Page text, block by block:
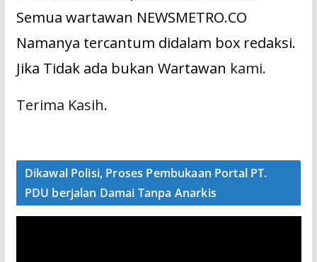
Semua wartawan NEWSMETRO.CO
Namanya tercantum didalam box redaksi.
Jika Tidak ada bukan Wartawan kami.
Terima Kasih.
Dikawal Polisi, Proses Pembukaan Portal PT.
PDU berjalan Damai Tanpa Anarkis